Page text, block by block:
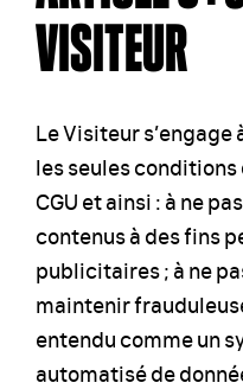
VISITEUR
Le Visiteur
les seules
CGU et ainsi : à ne
contenus à des fins
publicitaires ; à ne
maintenir
entendu comme un
automatisé de